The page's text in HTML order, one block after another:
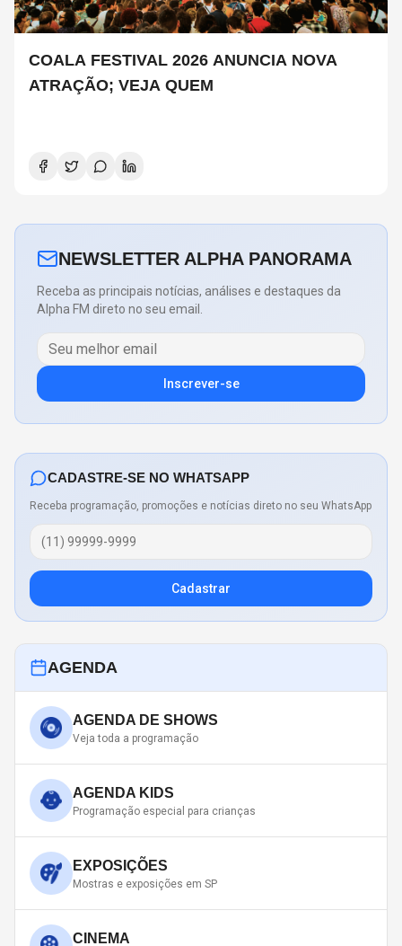
COALA FESTIVAL 2026 ANUNCIA NOVA
ATRAÇÃO; VEJA QUEM
NEWSLETTER ALPHA PANORAMA
Receba as principais notícias, análises e destaques da
Alpha FM direto no seu email.
Inscrever-se
CADASTRE-SE NO WHATSAPP
Receba programação, promoções e notícias direto no seu WhatsApp
Cadastrar
AGENDA
AGENDA DE SHOWS
Veja toda a programação
AGENDA KIDS
Programação especial para crianças
EXPOSIÇÕES
Mostras e exposições em SP
CINEMA